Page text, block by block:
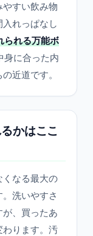
すい飲み物
れっぱなし
られる万能ボ
身に合った内
近道です。
かはここ
くなる最大の
洗いやすさ
、買ったあ
わります。汚